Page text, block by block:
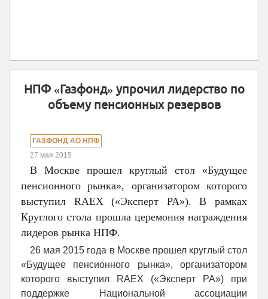
НПФ «Газфонд» упрочил лидерство по
объему пенсионных резервов
ГАЗФОНД АО НПФ
27 мая 2015
В Москве прошел круглый стол «Будущее
пенсионного рынка», организатором которого
выступил RAEX («Эксперт РА»). В рамках
Круглого стола прошла церемония награждения
лидеров рынка НПФ.
26 мая 2015 года в Москве прошел круглый стол
«Будущее пенсионного рынка», организатором
которого выступил RAEX («Эксперт РА») при
поддержке Национальной ассоциации